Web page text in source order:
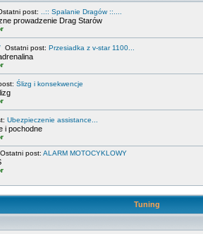
post: ..:: Spalanie Dragów ::....
prowadzenie Drag Starów
Ostatni post: Przesiadka z v-star 1100...
Ślizg i konsekwencje
Ubezpieczenie assistance...
i pochodne
Ostatni post: ALARM MOTOCYKLOWY
Tuning